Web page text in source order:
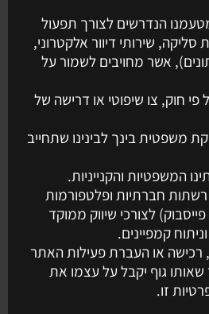
הנדרשים לצורך תפעול
סליקה, שירותי דיוור אלקטרוני,
אשר מחויבים לשמור על
חוק, צו שיפוטי או דרישה של
משפטית בינך לבינינו שתחייב
המשפטיות והקנייניות.
חברתיות ופלטפורמות
לצורכי שיווק ממוקד
רכישה או העברת פעילות האתר
גוף יקבל על עצמו את
זו.